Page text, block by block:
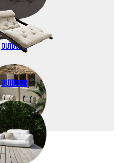
OUTDOOR
OUTDOOR